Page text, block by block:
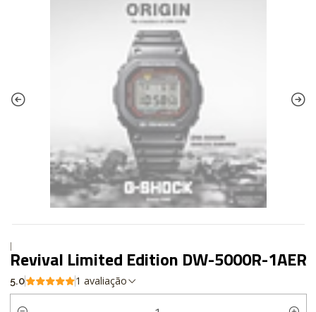
|
Revival Limited Edition DW-5000R-1AER
5.0 1 avaliação